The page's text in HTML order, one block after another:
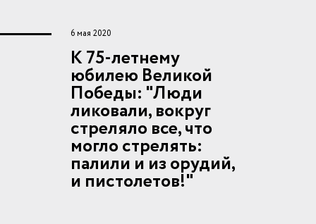
6 мая 2020
К 75-летнему
юбилею Великой
Победы: "Люди
ликовали, вокруг
стреляло все, что
могло стрелять:
палили и из орудий,
и пистолетов!"